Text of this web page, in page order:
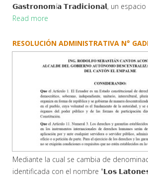
𝗚𝗮𝘀𝘁𝗿𝗼𝗻𝗼𝗺í𝗮 𝗧𝗿𝗮𝗱𝗶𝗰𝗶𝗼𝗻𝗮𝗹, un espacio
Read more
RESOLUCIÓN ADMINISTRATIVA N°
Mediante la cual se cambia de
identificada con el nombre "𝗟𝗼𝘀